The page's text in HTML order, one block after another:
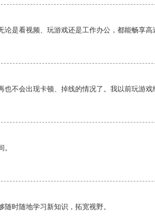
是看视频、玩游戏还是工作办公，都能畅享高
不会出现卡顿、掉线的情况了。我以前玩游
时随地学习新知识，拓宽视野。